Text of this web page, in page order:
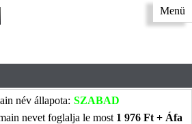
Menü
név állapota: SZABAD
nevet foglalja le most 1 976 Ft + Áfa